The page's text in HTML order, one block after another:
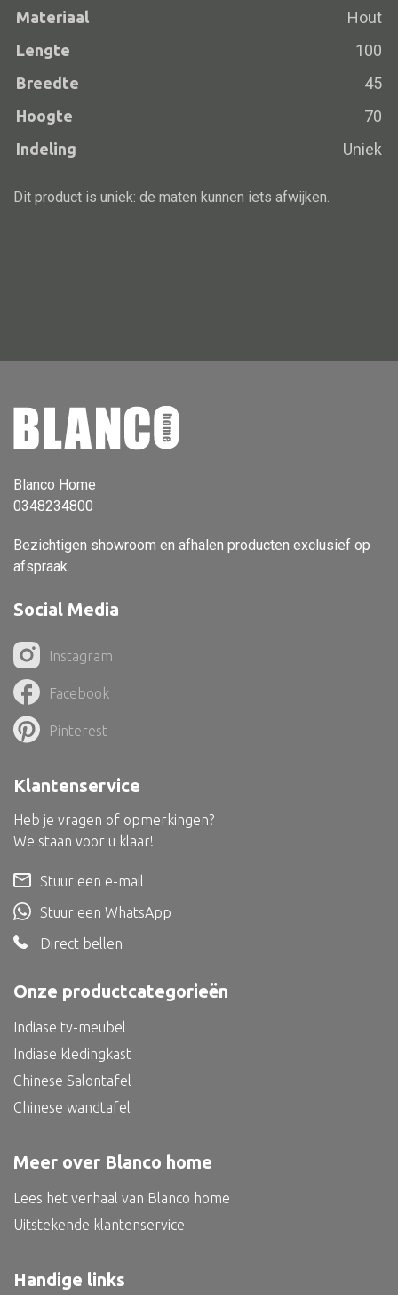
Vloerlamp
Wandlamp
Lampenkappen
Pilaar
Pot
Dienblad
Mand
Roomdevider
Deco overig
Alle textiel
Kussen
Kelim
Alle bouwmateriaal
Bed
Oosterse kast
Oosterse tafel
Oosterse tv meubel
Materiaal Hout
Lengte 100
Breedte 45
Hoogte 70
Indeling Uniek
Dit product is uniek: de maten kunnen iets afwijken.
Blanco Home
0348234800
Bezichtigen showroom en afhalen producten exclusief op
afspraak.
Social Media
Instagram
Facebook
Pinterest
Onze productcategorieën
Indiase tv-meubel
Indiase kledingkast
Chinese Salontafel
Chinese wandtafel
Meer over Blanco home
Lees het verhaal van Blanco home
Uitstekende klantenservice
Klantenservice
Heb je vragen of opmerkingen?
We staan voor u klaar!
Stuur een e-mail
Stuur een WhatsApp
Direct bellen
Handige links